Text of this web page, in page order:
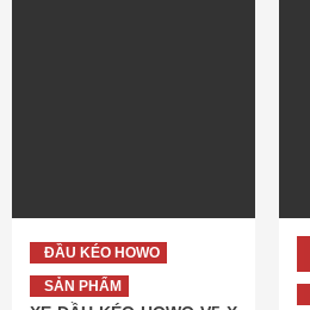
ĐẦU KÉO HOWO
SẢN PHẨM